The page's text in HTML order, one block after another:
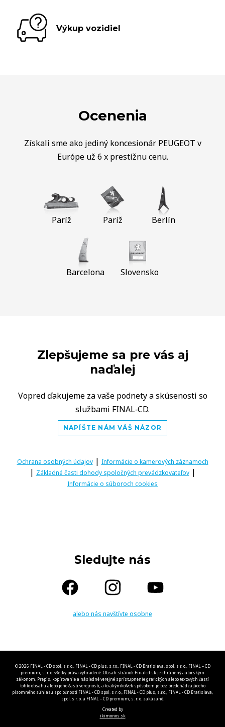
Výkup vozidiel
Ocenenia
Získali sme ako jediný koncesionár PEUGEOT v
Európe už 6 x prestížnu cenu.
Paríž Paríž Berlín
Barcelona Slovensko
Zlepšujeme sa pre vás aj
naďalej
Vopred ďakujeme za vaše podnety a skúsenosti so
službami FINAL‑CD.
NAPÍŠTE NÁM VÁŠ NÁZOR
Ochrana osobných údajov| Informácie o kamerových záznamoch
| Základné časti dohody spoločných prevádzkovateľov|
Informácie o súboroch cookies
Sledujte nás
alebo nás navštívte osobne
© 2026 FINAL - CD spol. s r. o., FINAL - CD plus, s.r.o., FINAL - CD Bratislava, spol. s r. o., FINAL – CD
premium, s. r. o. všetky práva vyhradené. Obsah stránok Finalcd.sk je chránený autorským
zákonom. Prepis, kopírovanie a následné verejné sprístupnenie grafických alebo textových častí
tohto obsahu alebo jeho časti verejnosti, a to akýmkoľvek spôsobom je bez predchádzajúceho
písomného súhlasu spoločností FINAL - CD spol. s r. o., FINAL - CD plus, s.r.o., FINAL - CD Bratislava,
spol. s r. o. a FINAL – CD premium, s. r. o. zakázané.
Created by
ikimonos.sk